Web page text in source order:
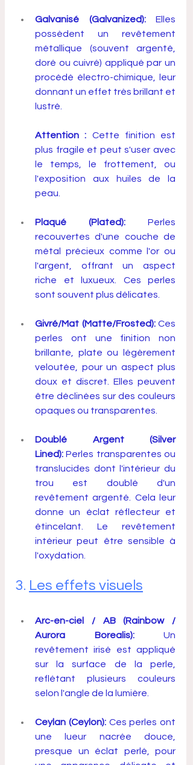
Galvanisé (Galvanized): Elles
possèdent un revêtement
métallique (souvent argenté,
doré ou cuivré) appliqué par un
procédé électro-chimique, leur
donnant un effet très brillant et
lustré.
Attention : Cette finition est
plus fragile et peut s'user avec
le temps, le frottement, ou
l'exposition aux huiles de la
peau.
Plaqué (Plated): Perles
recouvertes d'une couche de
métal précieux comme l'or ou
l'argent, offrant un aspect
riche et luxueux. Ces perles
sont souvent plus délicates.
Givré/Mat (Matte/Frosted): Ces
perles ont une finition non
brillante, plate ou légèrement
veloutée, pour un aspect plus
doux et discret. Elles peuvent
être déclinées sur des couleurs
opaques ou transparentes.
Doublé Argent (Silver
Lined): Perles transparentes ou
translucides dont l'intérieur du
trou est doublé d'un
revêtement argenté. Cela leur
donne un éclat réflecteur et
étincelant. Le revêtement
intérieur peut être sensible à
l'oxydation.
3. Les effets visuels
Arc-en-ciel / AB (Rainbow /
Aurora Borealis): Un
revêtement irisé est appliqué
sur la surface de la perle,
reflétant plusieurs couleurs
selon l'angle de la lumière.
Ceylan (Ceylon): Ces perles ont
une lueur nacrée douce,
presque un éclat perlé, pour